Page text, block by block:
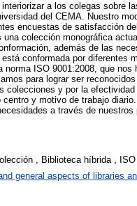
a los colegas sobre
del CEMA. Nuestro
encuestas de satisfacción
colección monográfica
además de las
conformada por diferentes
ISO 9001:2008, que
para lograr ser
colecciones y por la
y motivo de trabajo
a través de
, Biblioteca híbrida ,
general aspects of libraries